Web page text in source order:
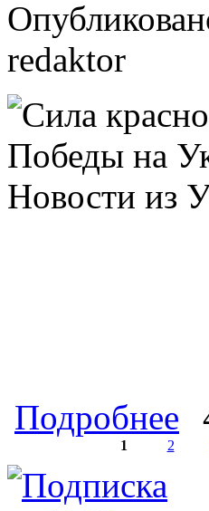
redaktor
Подробнее о
Страницы
1 2